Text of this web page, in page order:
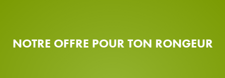
NOTRE OFFRE POUR TON RONGEUR